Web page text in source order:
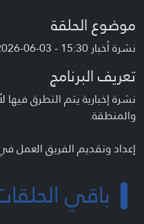
موضوع الحلقة
نشرة أخبار 15:30 - 03-06-2026
تعريف البرنامج
نشرة إخبارية يتم التطرق فيها
والمنطقة.
إعداد وتقديم الفريق العمل في
باقي